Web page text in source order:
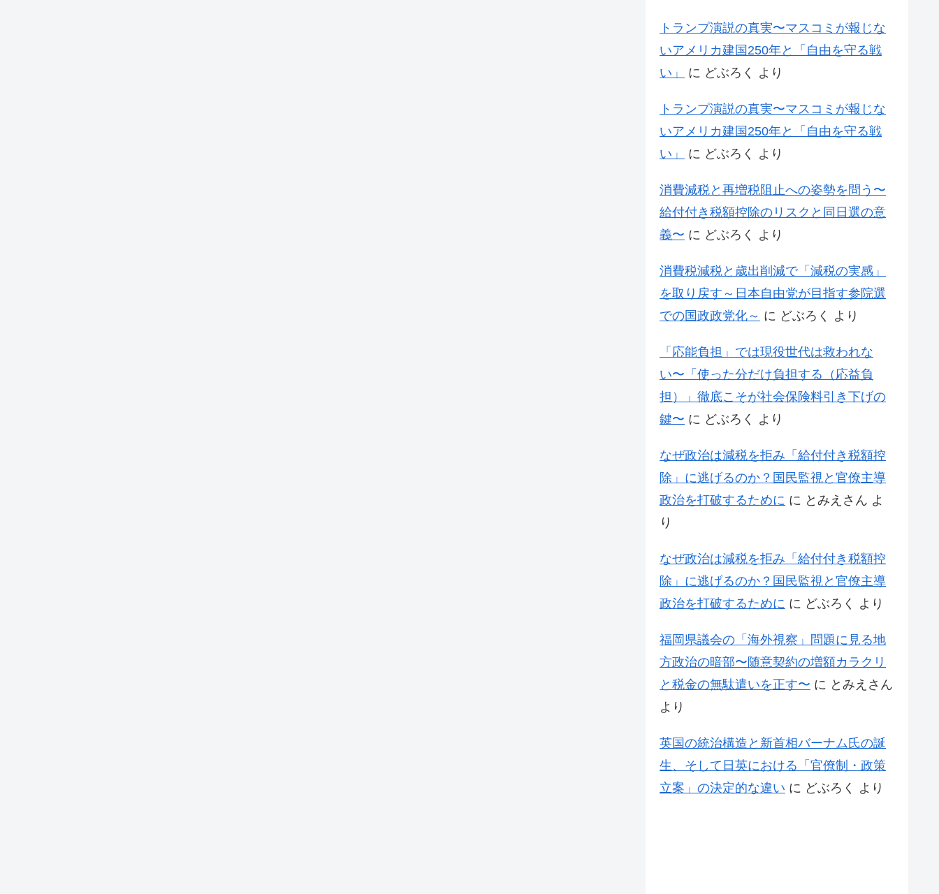
トランプ演説の真実〜マスコミが報じな
いアメリカ建国250年と「自由を守る戦
い」
に どぶろく より
トランプ演説の真実〜マスコミが報じな
いアメリカ建国250年と「自由を守る戦
い」
に どぶろく より
消費減税と再増税阻止への姿勢を問う〜
給付付き税額控除のリスクと同日選の意
義〜 に どぶろく より
消費税減税と歳出削減で「減税の実感」
を取り戻す～日本自由党が目指す参院選
での国政政党化～ に どぶろく より
「応能負担」では現役世代は救われな
い〜「使った分だけ負担する（応益負
担）」徹底こそが社会保険料引き下げの
鍵〜 に どぶろく より
なぜ政治は減税を拒み「給付付き税額控
除」に逃げるのか？国民監視と官僚主導
政治を打破するために に とみえさん よ
り
なぜ政治は減税を拒み「給付付き税額控
除」に逃げるのか？国民監視と官僚主導
政治を打破するために に どぶろく より
福岡県議会の「海外視察」問題に見る地
方政治の暗部〜随意契約の増額カラクリ
と税金の無駄遣いを正す〜 に とみえさん
より
英国の統治構造と新首相バーナム氏の誕
生、そして日英における「官僚制・政策
立案」の決定的な違い に どぶろく より